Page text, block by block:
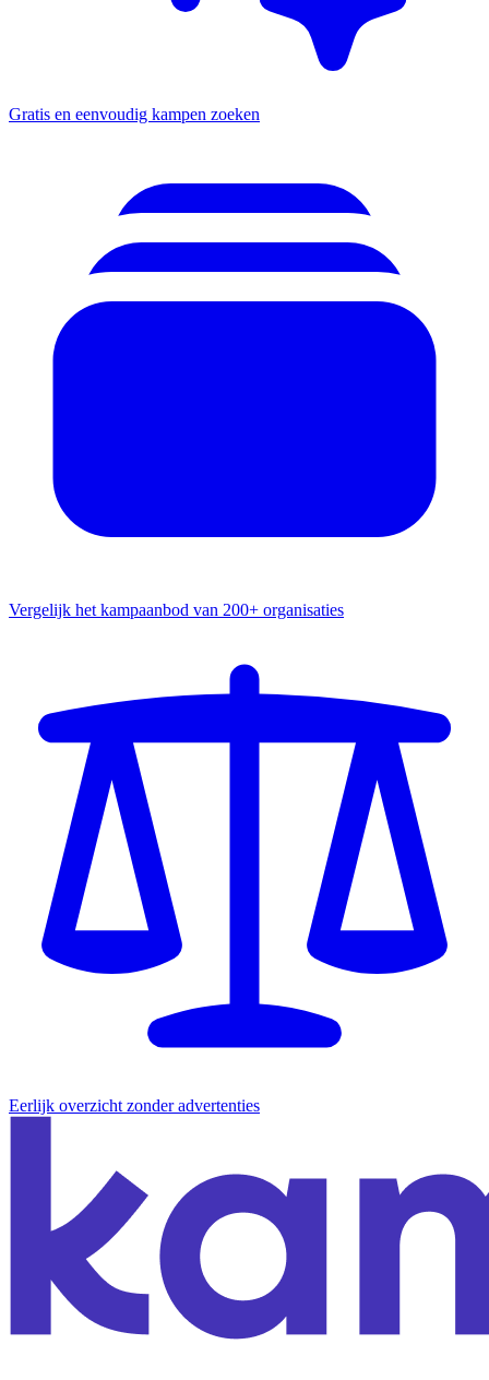
Gratis en eenvoudig kampen zoeken
Vergelijk het kampaanbod van 200+ organisaties
Eerlijk overzicht zonder advertenties